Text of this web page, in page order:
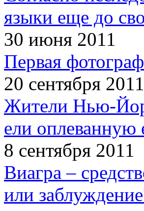
языки еще до
30 июня 2011
Первая
20 сентября 2011
Жители Нью-
ели оплеванную
8 сентября 2011
Виагра –
или